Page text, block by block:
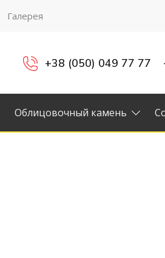
Галерея
+38 (050) 049 77 77
Облицовочный камень